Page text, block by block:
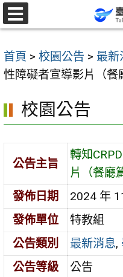
跳
至
要
內
區
首頁 > 校園公告 > 最新
性障礙者宣導影片（餐
校園公告
公告主旨
轉知
片（餐廳
發佈日期
2024 年
發佈單位
特教組
公告類別
最新消息,
公告等級
公告
選
單